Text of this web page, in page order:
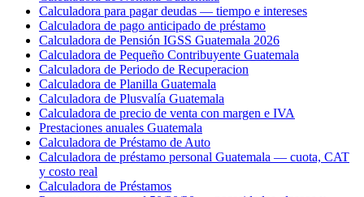
Calculadora para pagar deudas — tiempo e intereses
Calculadora de pago anticipado de préstamo
Calculadora de Pensión IGSS Guatemala 2026
Calculadora de Pequeño Contribuyente Guatemala
Calculadora de Periodo de Recuperacion
Calculadora de Planilla Guatemala
Calculadora de Plusvalía Guatemala
Calculadora de precio de venta con margen e IVA
Prestaciones anuales Guatemala
Calculadora de Préstamo de Auto
Calculadora de préstamo personal Guatemala — cuota, CAT
y costo real
Calculadora de Préstamos